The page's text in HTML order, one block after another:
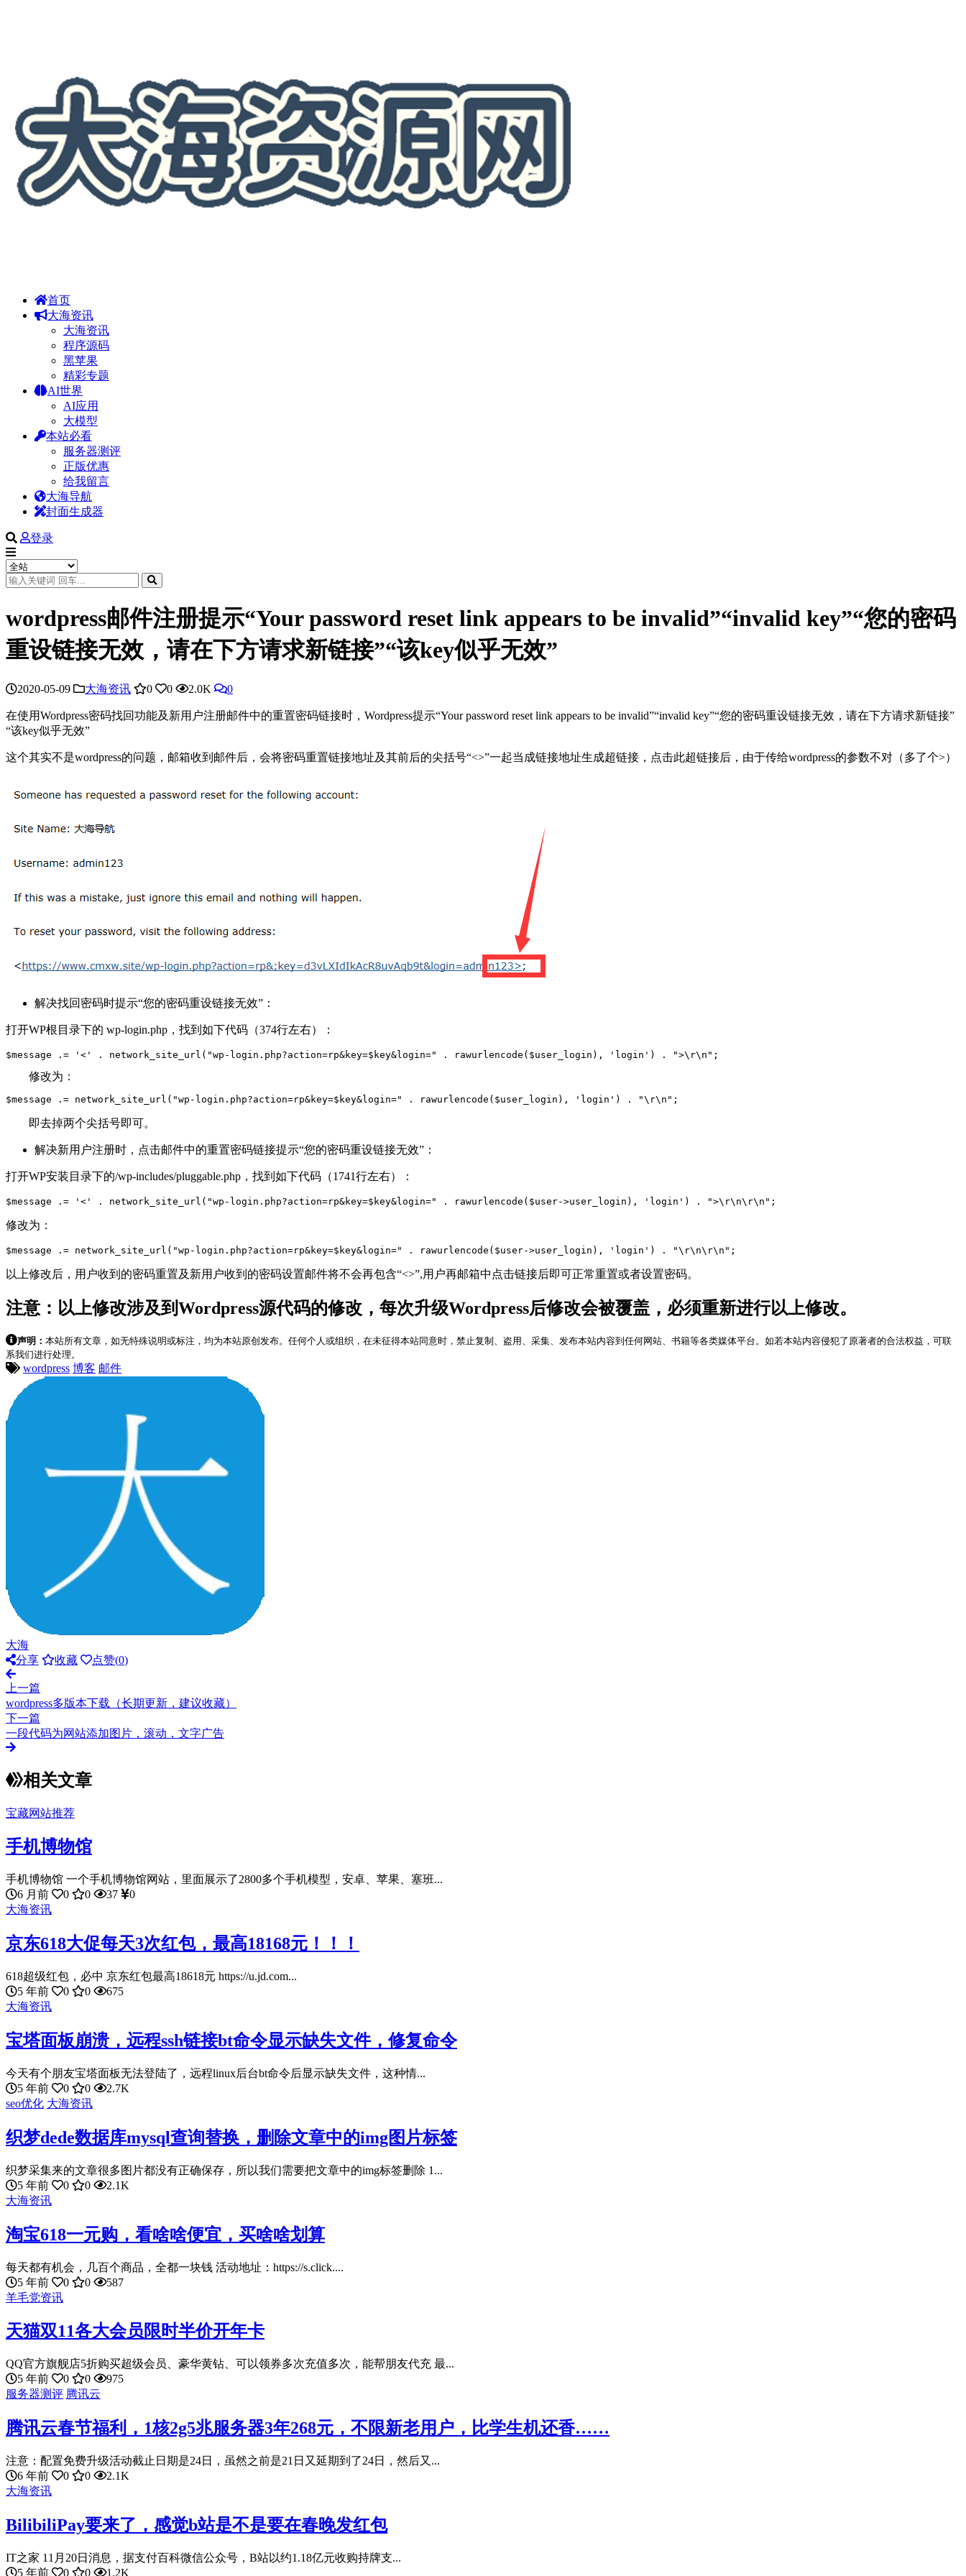
首页
大海资讯
大海资讯
程序源码
黑苹果
精彩专题
AI世界
AI应用
大模型
本站必看
服务器测评
正版优惠
给我留言
大海导航
封面生成器
登录
wordpress邮件注册提示“Your password reset link appears to be invalid”“invalid key”“您的密码
重设链接无效，请在下方请求新链接”“该key似乎无效”
2020-05-09 大海资讯 0 0 2.0K 0
在使用Wordpress密码找回功能及新用户注册邮件中的重置密码链接时，Wordpress提示“Your password reset link appears to be invalid”“invalid key”“您的密码重设链接无效，请在下方请求新链接”
“该key似乎无效”
这个其实不是wordpress的问题，邮箱收到邮件后，会将密码重置链接地址及其前后的尖括号“<>”一起当成链接地址生成超链接，点击此超链接后，由于传给wordpress的参数不对（多了个>）
解决找回密码时提示“您的密码重设链接无效”：
打开WP根目录下的 wp-login.php，找到如下代码（374行左右）：
$message .= '<' . network_site_url("wp-login.php?action=rp&key=$key&login=" . rawurlencode($user_login), 'login') . ">\r\n";
修改为：
$message .= network_site_url("wp-login.php?action=rp&key=$key&login=" . rawurlencode($user_login), 'login') . "\r\n";
即去掉两个尖括号即可。
解决新用户注册时，点击邮件中的重置密码链接提示“您的密码重设链接无效”：
打开WP安装目录下的/wp-includes/pluggable.php，找到如下代码（1741行左右）：
$message .= '<' . network_site_url("wp-login.php?action=rp&key=$key&login=" . rawurlencode($user->user_login), 'login') . ">\r\n\r\n";
修改为：
$message .= network_site_url("wp-login.php?action=rp&key=$key&login=" . rawurlencode($user->user_login), 'login') . "\r\n\r\n";
以上修改后，用户收到的密码重置及新用户收到的密码设置邮件将不会再包含“<>”,用户再邮箱中点击链接后即可正常重置或者设置密码。
注意：以上修改涉及到Wordpress源代码的修改，每次升级Wordpress后修改会被覆盖，必须重新进行以上修改。
声明： 本站所有文章，如无特殊说明或标注，均为本站原创发布。任何个人或组织，在未征得本站同意时，禁止复制、盗用、采集、发布本站内容到任何网站、书籍等各类媒体平台。如若本站内容侵犯了原著者的合法权益，可联
系我们进行处理。
wordpress 博客 邮件
大海
分享
收藏 点赞(0)
上一篇
wordpress多版本下载（长期更新，建议收藏）
下一篇
一段代码为网站添加图片，滚动，文字广告
相关文章
宝藏网站推荐
手机博物馆
手机博物馆 一个手机博物馆网站，里面展示了2800多个手机模型，安卓、苹果、塞班...
6 月前
0 0 37
0
大海资讯
京东618大促每天3次红包，最高18168元！！！
618超级红包，必中 京东红包最高18618元 https://u.jd.com...
5 年前
0 0
675
大海资讯
宝塔面板崩溃，远程ssh链接bt命令显示缺失文件，修复命令
今天有个朋友宝塔面板无法登陆了，远程linux后台bt命令后显示缺失文件，这种情...
5 年前
0 0
2.7K
seo优化 大海资讯
织梦dede数据库mysql查询替换，删除文章中的img图片标签
织梦采集来的文章很多图片都没有正确保存，所以我们需要把文章中的img标签删除 1...
5 年前
0 0
2.1K
大海资讯
淘宝618一元购，看啥啥便宜，买啥啥划算
每天都有机会，几百个商品，全都一块钱 活动地址：https://s.click....
5 年前
0 0
587
羊毛党资讯
天猫双11各大会员限时半价开年卡
QQ官方旗舰店5折购买超级会员、豪华黄钻、可以领券多次充值多次，能帮朋友代充 最...
5 年前
0 0
975
服务器测评 腾讯云
腾讯云春节福利，1核2g5兆服务器3年268元，不限新老用户，比学生机还香……
注意：配置免费升级活动截止日期是24日，虽然之前是21日又延期到了24日，然后又...
6 年前
0 0
2.1K
大海资讯
BilibiliPay要来了，感觉b站是不是要在春晚发红包
IT之家 11月20日消息，据支付百科微信公众号，B站以约1.18亿元收购持牌支...
5 年前
0 0 1.2K